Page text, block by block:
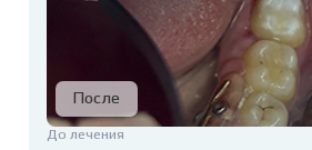
До лечения